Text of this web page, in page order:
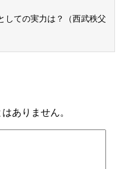
しての実力は？（西武秩父
ありません。